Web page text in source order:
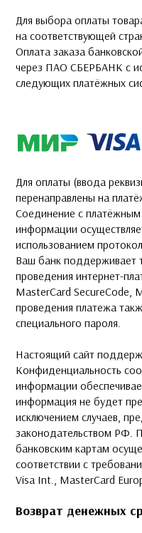
Для выбора оплаты
на соответствующей
Оплата заказа
через ПАО СБЕРБАНК с
следующих платёжных
Для оплаты (ввода
перенаправлены на
Соединение с
информации
использованием
Ваш банк поддерживает
проведения интернет-
MasterCard SecureCode,
проведения платежа
специального пароля.
Настоящий сайт
Конфиденциальность
информации
информация не будет
исключением случаев,
законодательством РФ.
банковским картам
соответствии с
Visa Int., MasterCard
Возврат денежных